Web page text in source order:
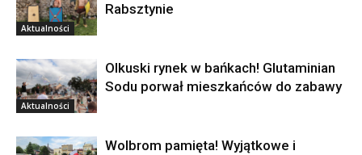
Aktualności
Rabsztynie
Aktualności
Olkuski rynek w bańkach! Glutaminian
Sodu porwał mieszkańców do zabawy
Wolbrom pamięta! Wyjątkowe i